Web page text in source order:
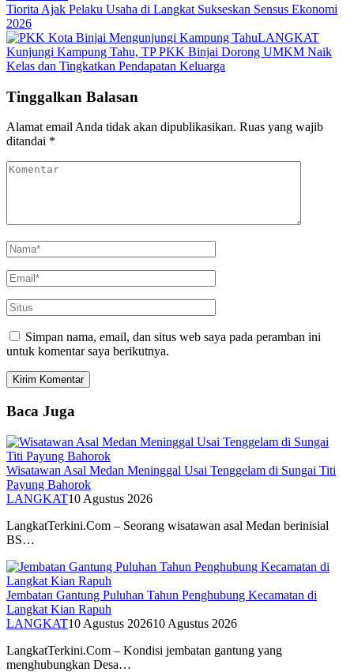
Tiorita Ajak Pelaku Usaha di Langkat Sukseskan Sensus Ekonomi
2026
LANGKAT
Kunjungi Kampung Tahu, TP PKK Binjai Dorong UMKM Naik
Kelas dan Tingkatkan Pendapatan Keluarga
Tinggalkan Balasan
Alamat email Anda tidak akan dipublikasikan. Ruas yang wajib
ditandai *
Simpan nama, email, dan situs web saya pada peramban ini
untuk komentar saya berikutnya.
Baca Juga
Wisatawan Asal Medan Meninggal Usai Tenggelam di Sungai Titi
Payung Bahorok
LANGKAT10 Agustus 2026
LangkatTerkini.Com – Seorang wisatawan asal Medan berinisial
BS…
Jembatan Gantung Puluhan Tahun Penghubung Kecamatan di
Langkat Kian Rapuh
LANGKAT10 Agustus 202610 Agustus 2026
LangkatTerkini.Com – Kondisi jembatan gantung yang
menghubungkan Desa…